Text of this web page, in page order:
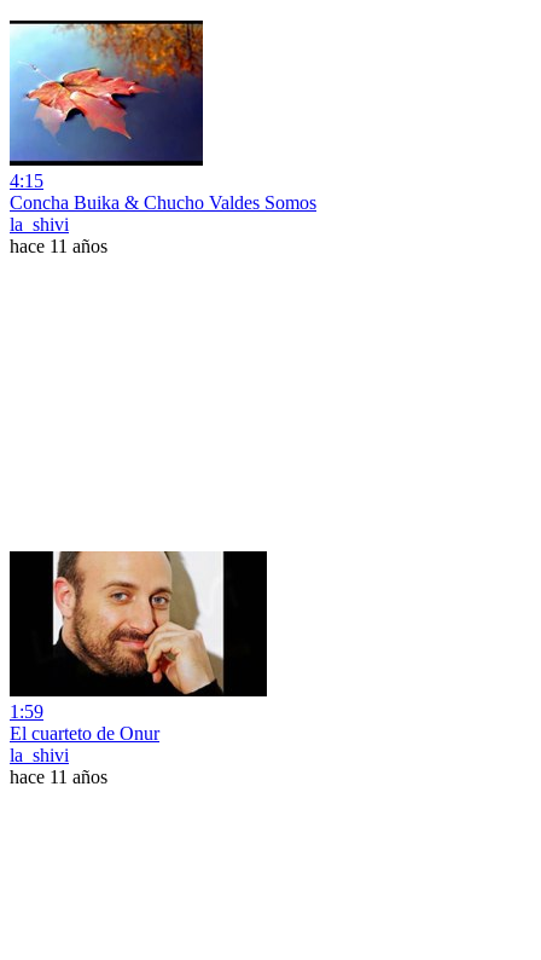
4:15
Concha Buika & Chucho Valdes Somos
la_shivi
hace 11 años
1:59
El cuarteto de Onur
la_shivi
hace 11 años